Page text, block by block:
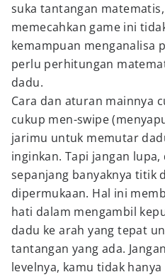
suka tantangan
memecahkan game ini
kemampuan menganalisa
perlu perhitungan
dadu.
Cara dan aturan mainnya
cukup men-swipe
jarimu untuk memutar
inginkan. Tapi jangan
sepanjang banyaknya titik
dipermukaan. Hal ini
hati dalam mengambil
dadu ke arah yang tepat
tantangan yang ada.
levelnya, kamu tidak